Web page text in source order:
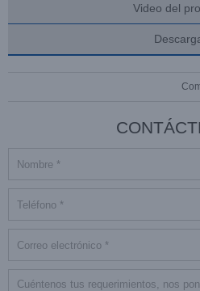
Video del